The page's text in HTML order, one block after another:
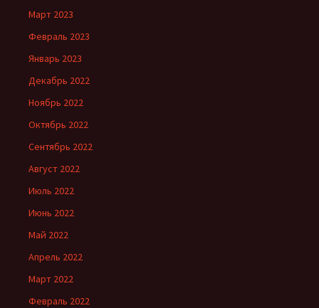
Март 2023
Февраль 2023
Январь 2023
Декабрь 2022
Ноябрь 2022
Октябрь 2022
Сентябрь 2022
Август 2022
Июль 2022
Июнь 2022
Май 2022
Апрель 2022
Март 2022
Февраль 2022